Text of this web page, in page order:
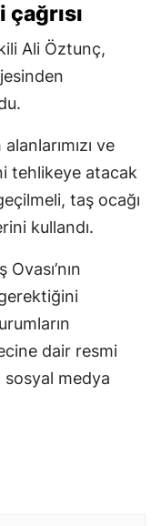
Ali Öztunç,
ve
tehlikeye atacak
taş ocağı
kullandı.
dair resmi
sosyal medya